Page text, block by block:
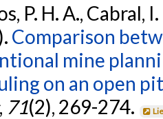
P. H. A., Cabral,
Comparison
mine
on an open
71(2), 269-274.